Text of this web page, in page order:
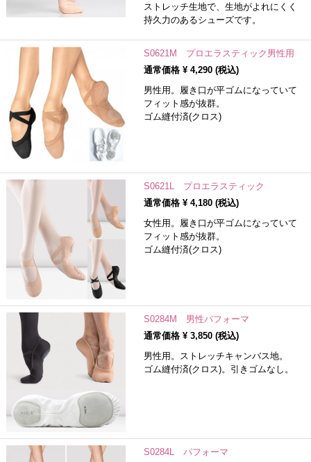
ストレッチ生地で、生地がよれにくく
持久力のあるシューズです。
S0621M プロエラスティック男性用
通常価格 ¥ 4,290(税込)
男性用。履き口が平ゴムになっていて
フィット感が抜群。
ゴム縫付済(クロス)
S0621L プロエラスティック
通常価格 ¥ 4,180(税込)
女性用。履き口が平ゴムになっていて
フィット感が抜群。
ゴム縫付済(クロス)
S0284M 男性パフォーマ
通常価格 ¥ 3,850(税込)
男性用。ストレッチキャンバス地。
ゴム縫付済(クロス)。引きゴムなし。
S0284L パフォーマ